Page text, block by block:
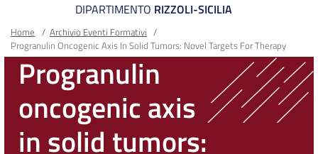
DIPARTIMENTO RIZZOLI-SICILIA
Main container
Briciole
di
pane
Home / Archivio Eventi Formativi /
Progranulin Oncogenic Axis In Solid Tumors: Novel Targets For Therapy
Progranulin
oncogenic axis
in solid tumors: